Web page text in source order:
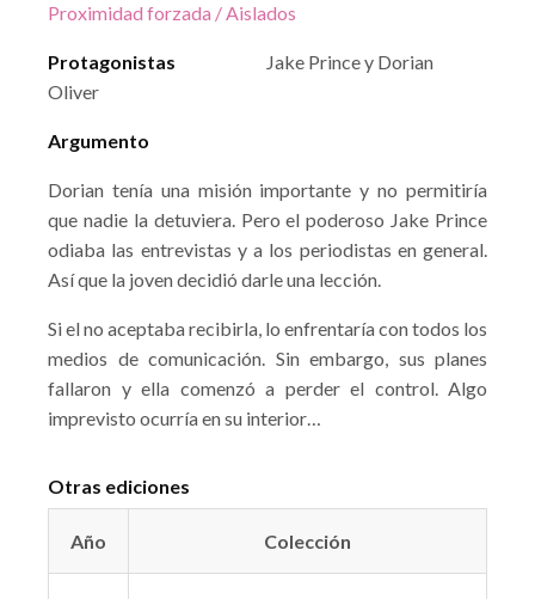
Proximidad forzada / Aislados
Protagonistas
Jake Prince y Dorian
Oliver
Argumento
Dorian tenía una misión importante y no permitiría
que nadie la detuviera. Pero el poderoso Jake Prince
odiaba las entrevistas y a los periodistas en general.
Así que la joven decidió darle una lección.
Si el no aceptaba recibirla, lo enfrentaría con todos los
medios de comunicación. Sin embargo, sus planes
fallaron y ella comenzó a perder el control. Algo
imprevisto ocurría en su interior…
Otras ediciones
Año Colección